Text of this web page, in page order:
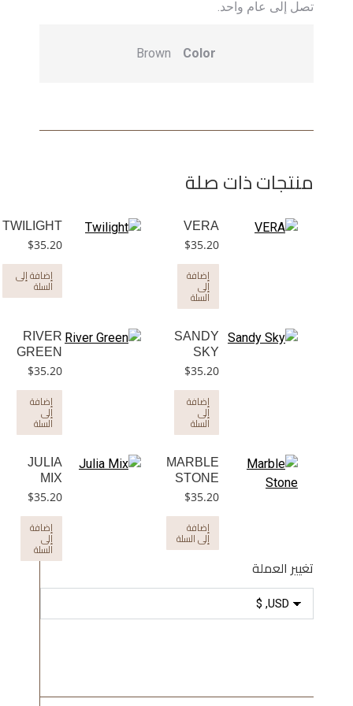
تصل إلى عام واحد.
Color
Brown
منتجات ذات صلة
VERA
$35.20
إضافة
إلى
السلة
TWILIGHT
$35.20
إضافة إلى
السلة
SANDY
SKY
$35.20
إضافة
إلى
السلة
RIVER
GREEN
$35.20
إضافة
إلى
السلة
MARBLE
STONE
$35.20
إضافة
إلى السلة
JULIA
MIX
$35.20
إضافة
إلى
السلة
تغيير العملة